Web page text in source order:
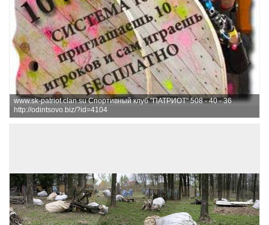
www.sk-patriot.clan.su Спортивный клуб "ПАТРИОТ" 508 - 40 - 36
http://odintsovo.biz/?id=4104